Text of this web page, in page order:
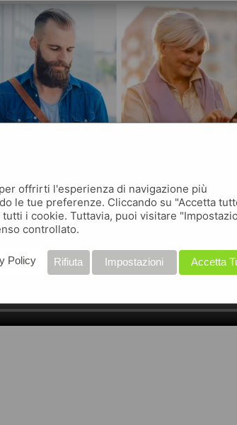
offrirti l'esperienza di navigazione più
le tue preferenze. Cliccando su "Accetta
i cookie. Tuttavia, puoi visitare
controllato.
Accetta
Impostazioni
Rifiuta
Policy